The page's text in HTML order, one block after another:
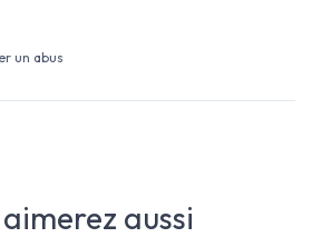
aussi
un abus